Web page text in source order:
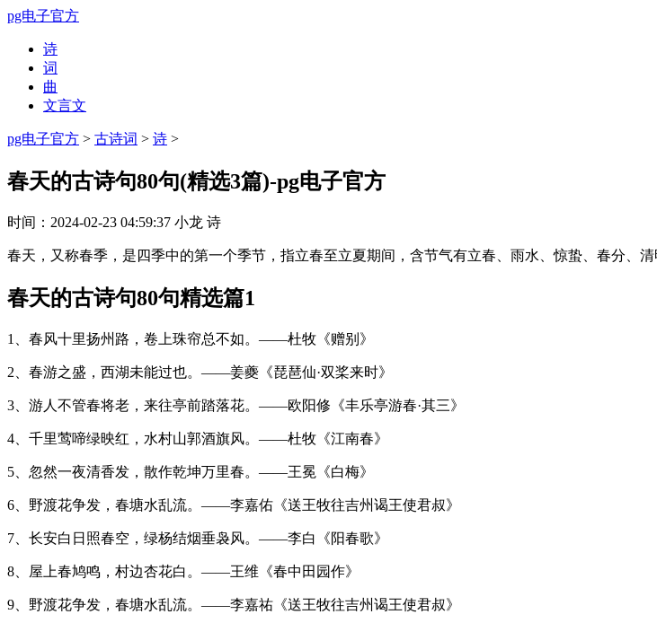
pg电子官方
诗
词
曲
文言文
pg电子官方 > 古诗词 > 诗 >
春天的古诗句80句(精选3篇)-pg电子官方
时间： 2024-02-23 04:59:37 小龙 诗
春天，又称春季，是四季中的第一个季节，指立春至立夏期间，含节气有立春、雨水、惊蛰、春分、
春天的古诗句80句精选篇1
1、春风十里扬州路，卷上珠帘总不如。——杜牧《赠别》
2、春游之盛，西湖未能过也。——姜夔《琵琶仙·双桨来时》
3、游人不管春将老，来往亭前踏落花。——欧阳修《丰乐亭游春·其三》
4、千里莺啼绿映红，水村山郭酒旗风。——杜牧《江南春》
5、忽然一夜清香发，散作乾坤万里春。——王冕《白梅》
6、野渡花争发，春塘水乱流。——李嘉佑《送王牧往吉州谒王使君叔》
7、长安白日照春空，绿杨结烟垂袅风。——李白《阳春歌》
8、屋上春鸠鸣，村边杏花白。——王维《春中田园作》
9、野渡花争发，春塘水乱流。——李嘉祐《送王牧往吉州谒王使君叔》